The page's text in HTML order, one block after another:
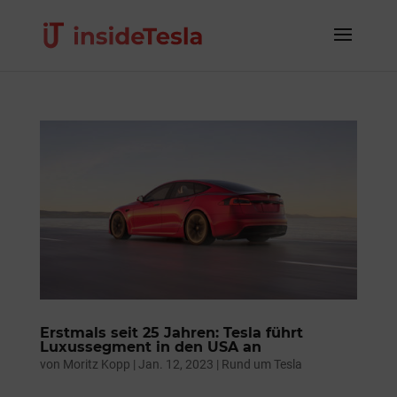
Erstmals seit 25 Jahren: Tesla führt
Luxussegment in den USA an
von Moritz Kopp | Jan. 12, 2023 | Rund um Tesla